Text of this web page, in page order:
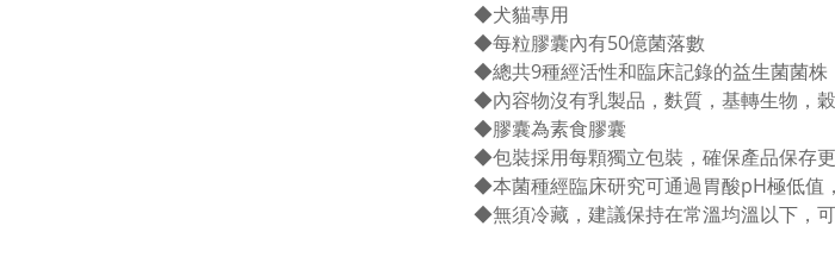
◆犬貓專用
◆每粒膠囊內有50億菌落數
◆總共9種經活性和臨床記錄的益生菌菌
◆內容物沒有乳製品，麩質，基轉生物，
◆膠囊為素食膠囊
◆包裝採用每顆獨立包裝，確保產品保存
◆本菌種經臨床研究可通過胃酸pH極低值
◆無須冷藏，建議保持在常溫均溫以下，